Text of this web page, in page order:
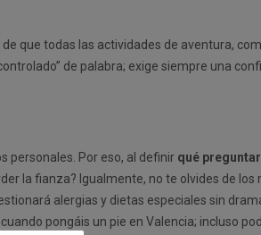
que todas las actividades de aventura,
de palabra; exige siempre una
personales. Por eso, al definir qué
la fianza? Igualmente, no te olvides de los
alergias y dietas especiales sin
pongáis un pie en Valencia; incluso